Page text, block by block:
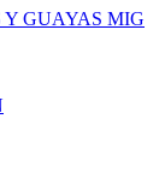
GUAYAS MIG